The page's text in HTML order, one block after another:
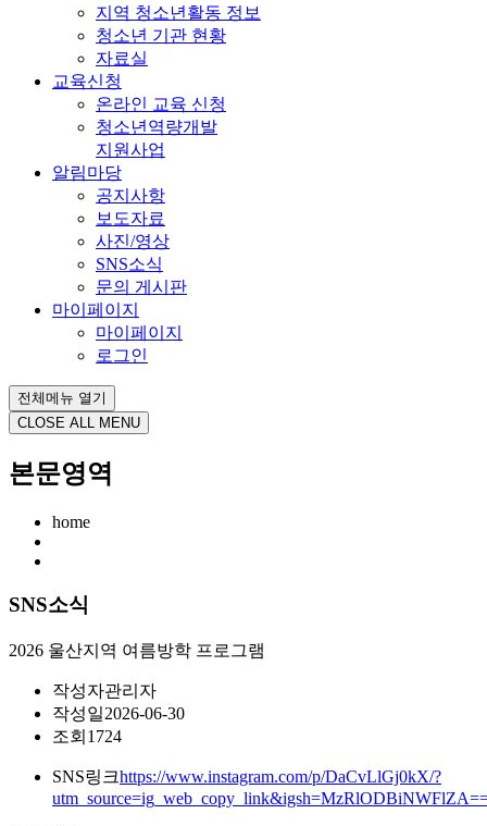
지역 청소년활동 정보
청소년 기관 현황
자료실
교육신청
온라인 교육 신청
청소년역량개발
지원사업
알림마당
공지사항
보도자료
사진/영상
SNS소식
문의 게시판
마이페이지
마이페이지
로그인
전체메뉴 열기
CLOSE ALL MENU
본문영역
home
SNS소식
2026 울산지역 여름방학 프로그램
작성자관리자
작성일2026-06-30
조회 1724
SNS링크https://www.instagram.com/p/DaCvLlGj0kX/?